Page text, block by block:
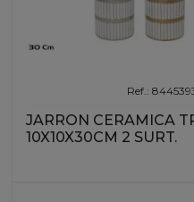
Ref.:
JARRON CERAMICA
10X10X30CM 2 SURT.